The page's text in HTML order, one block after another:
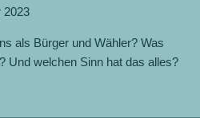
2023
als Bürger und Wähler? Was
Und welchen Sinn hat das alles?